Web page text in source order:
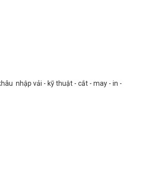
nhập vải - kỹ thuật - cắt - may - in -